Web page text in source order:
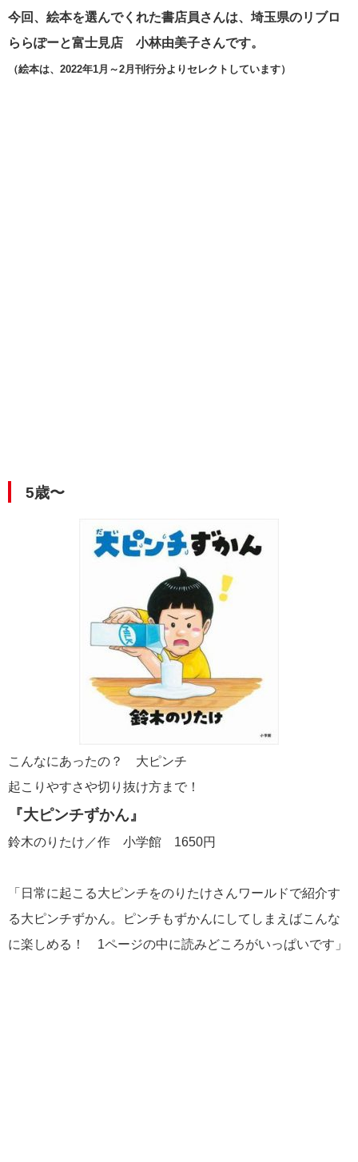
今回、絵本を選んでくれた書店員さんは、埼玉県のリブロ
ららぽーと富士見店 小林由美子さんです。
（絵本は、2022年1月～2月刊行分よりセレクトしています）
5歳〜
こんなにあったの？ 大ピンチ
起こりやすさや切り抜け方まで！
『大ピンチずかん』
鈴木のりたけ／作 小学館 1650円
「日常に起こる大ピンチをのりたけさんワールドで紹介す
る大ピンチずかん。ピンチもずかんにしてしまえばこんな
に楽しめる！ 1ページの中に読みどころがいっぱいです」